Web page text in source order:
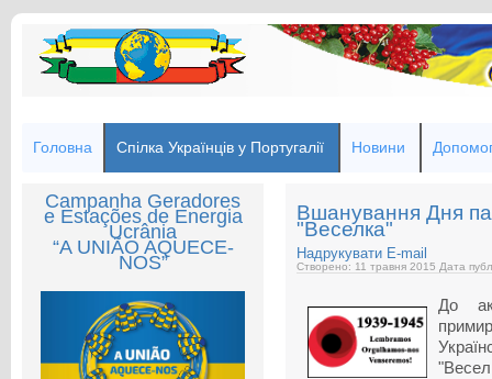
Головна Спілка Українців у Португалії Новини
Campanha Geradores
e Estações de Energia
Ucrânia
“A UNIÃO AQUECE-
NOS”
Вшанування Дня
"Веселка"
Надрукувати E-mail
Створено: 11 травня 2015 Дата
До